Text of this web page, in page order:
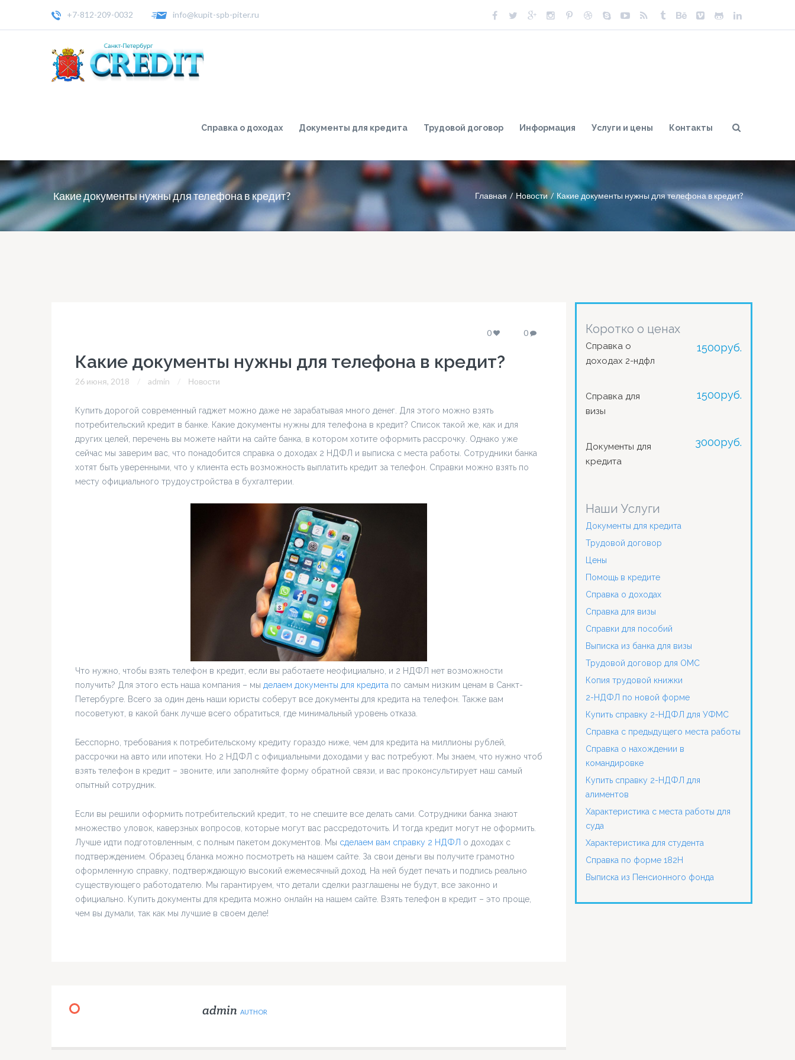
+7-812-209-0032 info@kupit-spb-piter.ru
Справка о доходах Документы для кредита Трудовой договор Информация Услуги и цены Контакты
Какие документы нужны для телефона в кредит? Главная Новости Какие документы нужны для телефона в кредит?
0 0
Какие документы нужны для телефона в кредит?
26 июня, 2018 admin Новости
Купить дорогой современный гаджет можно даже не зарабатывая много денег. Для этого можно взять
потребительский кредит в банке. Какие документы нужны для телефона в кредит? Список такой же, как и для
других целей, перечень вы можете найти на сайте банка, в котором хотите оформить рассрочку. Однако уже
сейчас мы заверим вас, что понадобится справка о доходах 2 НДФЛ и выписка с места работы. Сотрудники банка
хотят быть уверенными, что у клиента есть возможность выплатить кредит за телефон. Справки можно взять по
месту официального трудоустройства в бухгалтерии.
Что нужно, чтобы взять телефон в кредит, если вы работаете неофициально, и 2 НДФЛ нет возможности
получить? Для этого есть наша компания – мы делаем документы для кредита по самым низким ценам в Санкт-
Петербурге. Всего за один день наши юристы соберут все документы для кредита на телефон. Также вам
посоветуют, в какой банк лучше всего обратиться, где минимальный уровень отказа.
Бесспорно, требования к потребительскому кредиту гораздо ниже, чем для кредита на миллионы рублей,
рассрочки на авто или ипотеки. Но 2 НДФЛ с официальными доходами у вас потребуют. Мы знаем, что нужно чтоб
взять телефон в кредит – звоните, или заполняйте форму обратной связи, и вас проконсультирует наш самый
опытный сотрудник.
Если вы решили оформить потребительский кредит, то не спешите все делать сами. Сотрудники банка знают
множество уловок, каверзных вопросов, которые могут вас рассредоточить. И тогда кредит могут не оформить.
Лучше идти подготовленным, с полным пакетом документов. Мы сделаем вам справку 2 НДФЛ о доходах с
подтверждением. Образец бланка можно посмотреть на нашем сайте. За свои деньги вы получите грамотно
оформленную справку, подтверждающую высокий ежемесячный доход. На ней будет печать и подпись реально
существующего работодателю. Мы гарантируем, что детали сделки разглашены не будут, все законно и
официально. Купить документы для кредита можно онлайн на нашем сайте. Взять телефон в кредит – это проще,
чем вы думали, так как мы лучшие в своем деле!
admin AUTHOR
Коротко о ценах
Справка о
доходах 2-ндфл
Справка для
визы
Документы для
кредита
1500руб.
1500руб.
3000руб.
Наши Услуги
Документы для кредита
Трудовой договор
Цены
Помощь в кредите
Справка о доходах
Справка для визы
Справки для пособий
Выписка из банка для визы
Трудовой договор для ОМС
Копия трудовой книжки
2-НДФЛ по новой форме
Купить справку 2-НДФЛ для УФМС
Справка с предыдущего места работы
Справка о нахождении в
командировке
Купить справку 2-НДФЛ для
алиментов
Характеристика с места работы для
суда
Характеристика для студента
Справка по форме 182Н
Выписка из Пенсионного фонда